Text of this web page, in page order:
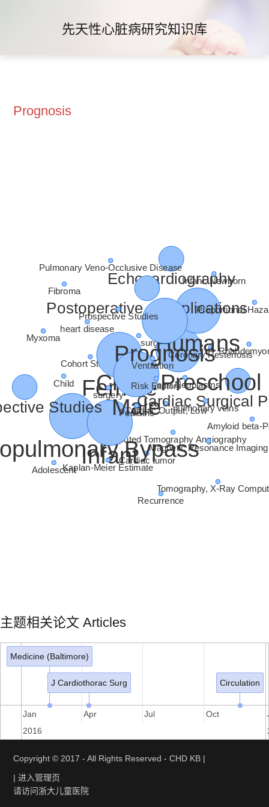
先天性心脏病研究知识库
Prognosis
主题相关论文 Articles
J Cardiothorac Surg
Medicine (Baltimore)
Circulation
Jan Apr Jul Oct
2016
Copyright © 2017 - All Rights Reserved - CHD KB |
| 进入管理页
请访问浙大儿童医院